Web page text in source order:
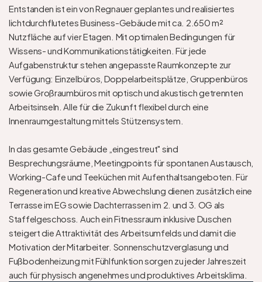
Entstanden ist ein von Regnauer geplantes und realisiertes
lichtdurchflutetes Business-Gebäude mit ca. 2.650 m²
Nutzfläche auf vier Etagen. Mit optimalen Bedingungen für
Wissens- und Kommunikationstätigkeiten. Für jede
Aufgabenstruktur stehen angepasste Raumkonzepte zur
Verfügung: Einzelbüros, Doppelarbeitsplätze, Gruppenbüros
sowie Großraumbüros mit optisch und akustisch getrennten
Arbeitsinseln. Alle für die Zukunft flexibel durch eine
Innenraumgestaltung mittels Stützensystem.
In das gesamte Gebäude „eingestreut" sind
Besprechungsräume, Meetingpoints für spontanen Austausch,
Working-Cafe und Teeküchen mit Aufenthaltsangeboten. Für
Regeneration und kreative Abwechslung dienen zusätzlich eine
Terrasse im EG sowie Dachterrassen im 2. und 3. OG als
Staffelgeschoss. Auch ein Fitnessraum inklusive Duschen
steigert die Attraktivität des Arbeitsumfelds und damit die
Motivation der Mitarbeiter. Sonnenschutzverglasung und
Fußbodenheizung mit Fühlfunktion sorgen zu jeder Jahreszeit
auch für physisch angenehmes und produktives Arbeitsklima.